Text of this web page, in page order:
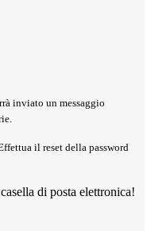
inviato un messaggio
il reset della password
di posta elettronica!